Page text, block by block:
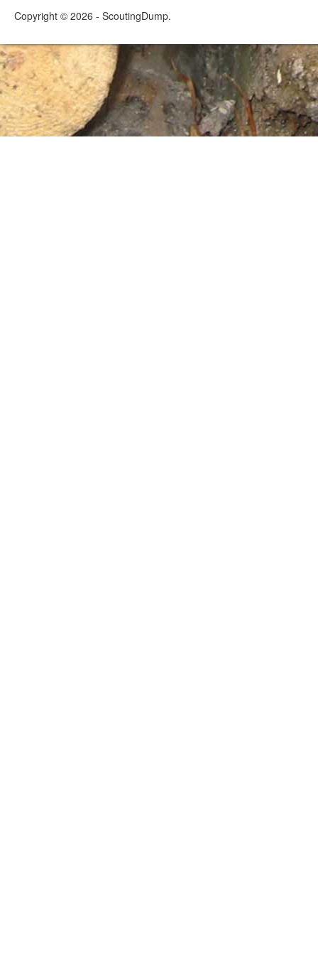
Copyright © 2026 - ScoutingDump.